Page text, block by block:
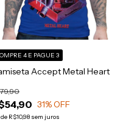
Accept Metal Heart
31% OFF
de R$10,98 sem juros
4 E PAGUE 3